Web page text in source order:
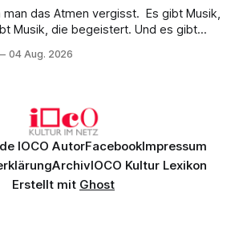
Atmen vergisst. Es gibt Musik,
Musik, die begeistert. Und es gibt
im Kurhaus Wiesbaden, an dem
04 Aug. 2026
IOCO AutorFacebookImpressum
ArchivIOCO Kultur Lexikon
Erstellt mit Ghost